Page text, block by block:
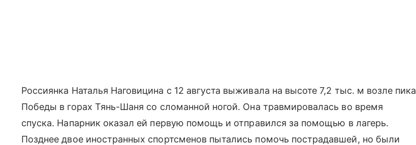
Россиянка Наталья Наговицина с 12 августа выживала на высоте 7,2 тыс. м возле пика
Победы в горах Тянь-Шаня со сломанной ногой. Она травмировалась во время
спуска. Напарник оказал ей первую помощь и отправился за помощью в лагерь.
Позднее двое иностранных спортсменов пытались помочь пострадавшей, но были